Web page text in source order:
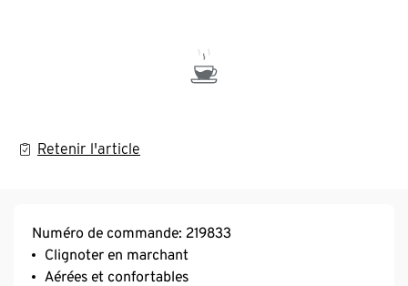
Retenir l'article
Numéro de commande: 219833
Clignoter en marchant
Aérées et confortables